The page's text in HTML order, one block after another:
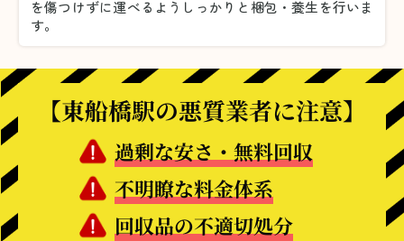
を傷つけずに運べるようしっかりと梱包・養生を行いま
す。
【東船橋駅の悪質業者に注意】
過剰な安さ・無料回収
不明瞭な料金体系
回収品の不適切処分